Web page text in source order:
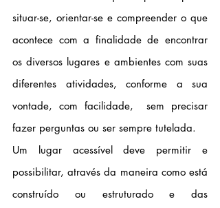
situar-se, orientar-se e compreender o que
acontece com a finalidade de encontrar
os diversos lugares e ambientes com suas
diferentes atividades, conforme a sua
vontade, com facilidade,  sem precisar
fazer perguntas ou ser sempre tutelada.
Um lugar acessível deve permitir e
possibilitar, através da maneira como está
construído ou estruturado e das